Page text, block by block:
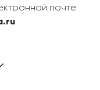
почте